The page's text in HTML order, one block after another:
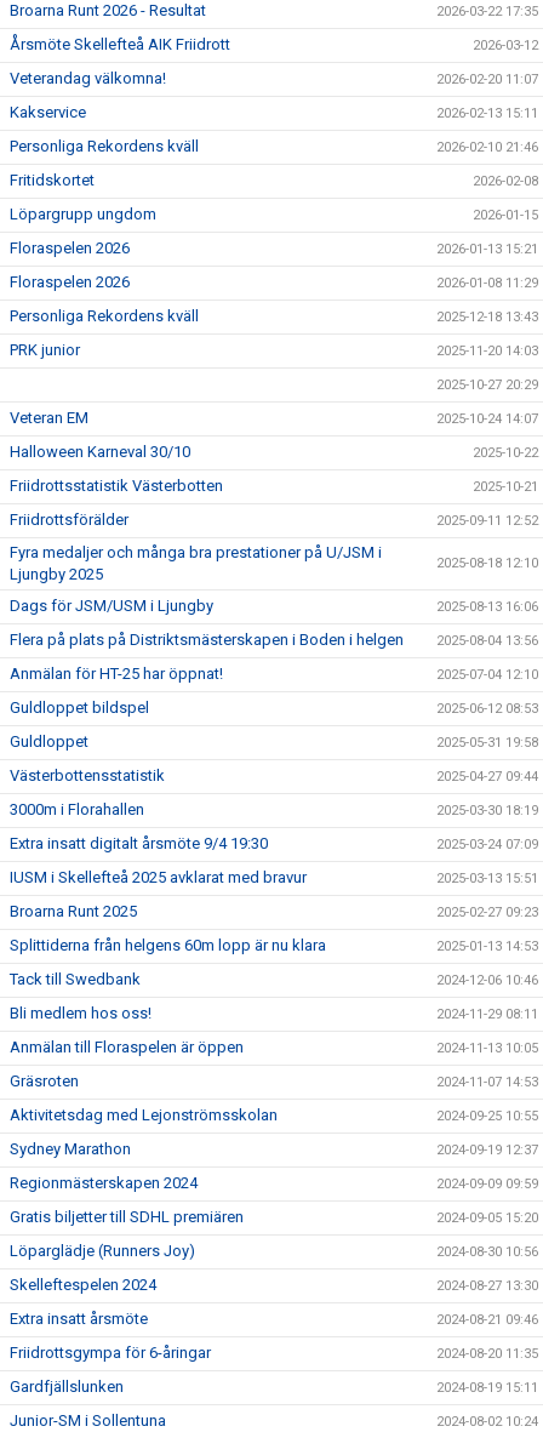
Broarna Runt 2026 - Resultat 2026-03-22 17:35
Årsmöte Skellefteå AIK Friidrott 2026-03-12
Veterandag välkomna! 2026-02-20 11:07
Kakservice 2026-02-13 15:11
Personliga Rekordens kväll 2026-02-10 21:46
Fritidskortet 2026-02-08
Löpargrupp ungdom 2026-01-15
Floraspelen 2026 2026-01-13 15:21
Floraspelen 2026 2026-01-08 11:29
Personliga Rekordens kväll 2025-12-18 13:43
PRK junior 2025-11-20 14:03
2025-10-27 20:29
Veteran EM 2025-10-24 14:07
Halloween Karneval 30/10 2025-10-22
Friidrottsstatistik Västerbotten 2025-10-21
Friidrottsförälder 2025-09-11 12:52
Fyra medaljer och många bra prestationer på U/JSM i
Ljungby 2025
2025-08-18 12:10
Dags för JSM/USM i Ljungby 2025-08-13 16:06
Flera på plats på Distriktsmästerskapen i Boden i helgen 2025-08-04 13:56
Anmälan för HT-25 har öppnat! 2025-07-04 12:10
Guldloppet bildspel 2025-06-12 08:53
Guldloppet 2025-05-31 19:58
Västerbottensstatistik 2025-04-27 09:44
3000m i Florahallen 2025-03-30 18:19
Extra insatt digitalt årsmöte 9/4 19:30 2025-03-24 07:09
IUSM i Skellefteå 2025 avklarat med bravur 2025-03-13 15:51
Broarna Runt 2025 2025-02-27 09:23
Splittiderna från helgens 60m lopp är nu klara 2025-01-13 14:53
Tack till Swedbank 2024-12-06 10:46
Bli medlem hos oss! 2024-11-29 08:11
Anmälan till Floraspelen är öppen 2024-11-13 10:05
Gräsroten 2024-11-07 14:53
Aktivitetsdag med Lejonströmsskolan 2024-09-25 10:55
Sydney Marathon 2024-09-19 12:37
Regionmästerskapen 2024 2024-09-09 09:59
Gratis biljetter till SDHL premiären 2024-09-05 15:20
Löparglädje (Runners Joy) 2024-08-30 10:56
Skelleftespelen 2024 2024-08-27 13:30
Extra insatt årsmöte 2024-08-21 09:46
Friidrottsgympa för 6-åringar 2024-08-20 11:35
Gardfjällslunken 2024-08-19 15:11
Junior-SM i Sollentuna 2024-08-02 10:24